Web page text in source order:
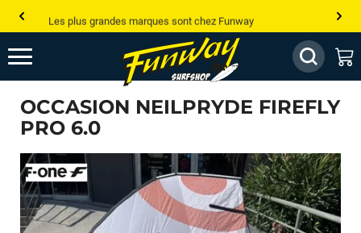
Les plus grandes marques sont chez Funway
Jusqu’à -75% de remise sur le windsurf, wingfoil, etc...
💰 Meilleur prix garanti — Moins cher ailleurs ? On s’aligne !
Besoin de conseils de pro ? Appelle nous !
OCCASION NEILPRYDE FIREFLY
PRO 6.0